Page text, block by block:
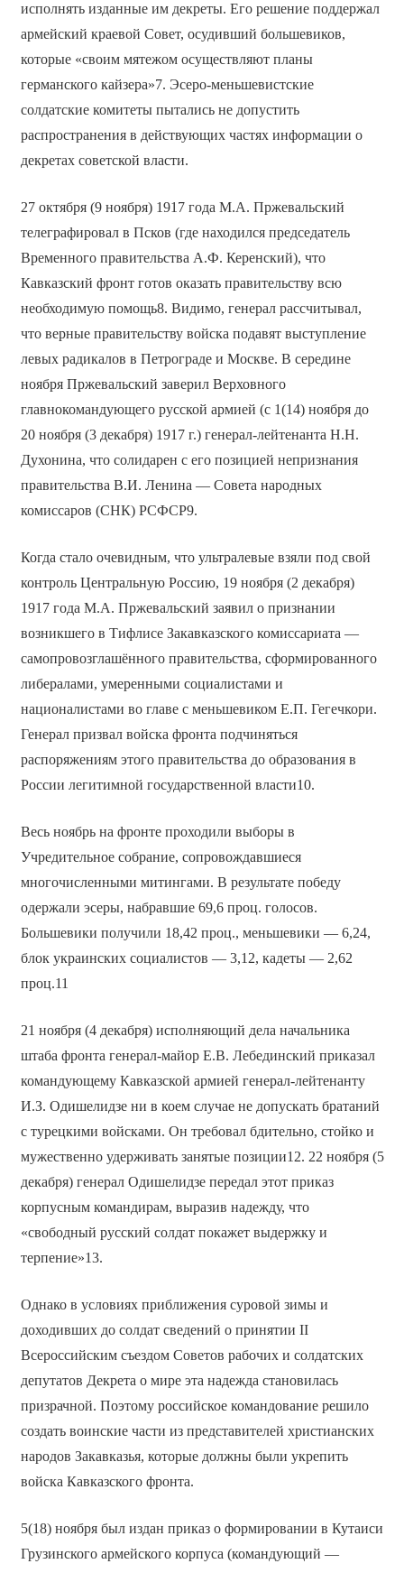
исполнять изданные им декреты. Его решение поддержал
армейский краевой Совет, осудивший большевиков,
которые «своим мятежом осуществляют планы
германского кайзера»7. Эсеро-меньшевистские
солдатские комитеты пытались не допустить
распространения в действующих частях информации о
декретах советской власти.
27 октября (9 ноября) 1917 года М.А. Пржевальский
телеграфировал в Псков (где находился председатель
Временного правительства А.Ф. Керенский), что
Кавказский фронт готов оказать правительству всю
необходимую помощь8. Видимо, генерал рассчитывал,
что верные правительству войска подавят выступление
левых радикалов в Петрограде и Москве. В середине
ноября Пржевальский заверил Верховного
главнокомандующего русской армией (с 1(14) ноября до
20 ноября (3 декабря) 1917 г.) генерал-лейтенанта Н.Н.
Духонина, что солидарен с его позицией непризнания
правительства В.И. Ленина — Совета народных
комиссаров (СНК) РСФСР9.
Когда стало очевидным, что ультралевые взяли под свой
контроль Центральную Россию, 19 ноября (2 декабря)
1917 года М.А. Пржевальский заявил о признании
возникшего в Тифлисе Закавказского комиссариата —
самопровозглашённого правительства, сформированного
либералами, умеренными социалистами и
националистами во главе с меньшевиком Е.П. Гегечкори.
Генерал призвал войска фронта подчиняться
распоряжениям этого правительства до образования в
России легитимной государственной власти10.
Весь ноябрь на фронте проходили выборы в
Учредительное собрание, сопровождавшиеся
многочисленными митингами. В результате победу
одержали эсеры, набравшие 69,6 проц. голосов.
Большевики получили 18,42 проц., меньшевики — 6,24,
блок украинских социалистов — 3,12, кадеты — 2,62
проц.11
21 ноября (4 декабря) исполняющий дела начальника
штаба фронта генерал-майор Е.В. Лебединский приказал
командующему Кавказской армией генерал-лейтенанту
И.З. Одишелидзе ни в коем случае не допускать братаний
с турецкими войсками. Он требовал бдительно, стойко и
мужественно удерживать занятые позиции12. 22 ноября (5
декабря) генерал Одишелидзе передал этот приказ
корпусным командирам, выразив надежду, что
«свободный русский солдат покажет выдержку и
терпение»13.
Однако в условиях приближения суровой зимы и
доходивших до солдат сведений о принятии II
Всероссийским съездом Советов рабочих и солдатских
депутатов Декрета о мире эта надежда становилась
призрачной. Поэтому российское командование решило
создать воинские части из представителей христианских
народов Закавказья, которые должны были укрепить
войска Кавказского фронта.
5(18) ноября был издан приказ о формировании в Кутаиси
Грузинского армейского корпуса (командующий —